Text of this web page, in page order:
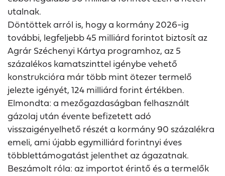
utalnak.
Döntöttek arról is, hogy a kormány 2026-ig
további, legfeljebb 45 milliárd forintot biztosít az
Agrár Széchenyi Kártya programhoz, az 5
százalékos kamatszinttel igénybe vehető
konstrukcióra már több mint ötezer termelő
jelezte igényét, 124 milliárd forint értékben.
Elmondta: a mezőgazdaságban felhasznált
gázolaj után évente befizetett adó
visszaigényelhető részét a kormány 90 százalékra
emeli, ami újabb egymilliárd forintnyi éves
többlettámogatást jelenthet az ágazatnak.
Beszámolt róla: az importot érintő és a termelők